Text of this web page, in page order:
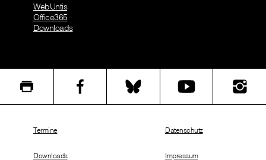
WebUntis
Office365
Downloads
Termine
Downloads
Datenschutz
Impressum